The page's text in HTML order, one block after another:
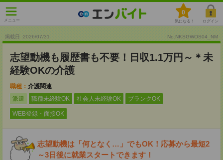
メニュー
0
気になる！ ログイン
掲載日 :2026/07/31 No.NKSGWOS04_NM
志望動機も履歴書も不要！日収1.1万円～＊未
経験OKの介護
職種： 介護関連
派遣
職種未経験OK 社会人未経験OK ブランクOK
WEB登録・面接OK
志望動機は「何となく…」でもOK！応募から最短2
～3日後に就業スタートできます！